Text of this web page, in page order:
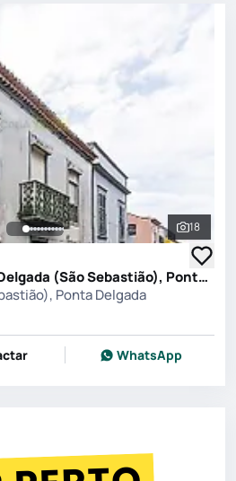
Ver
18
Moradia T8 em Ponta Delgada (São Sebastião), Ponta Delgada
Ponta Delgada
WhatsApp